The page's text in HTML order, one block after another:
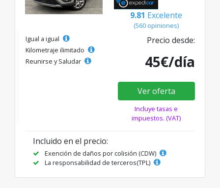
9.81 Excelente
(560 opiniones)
Igual a igual
Kilometraje ilimitado
Reunirse y Saludar
Precio desde:
45€/día
Ver oferta
Incluye tasas e
impuestos. (VAT)
Incluido en el precio:
Exención de daños por colisión (CDW)
La responsabilidad de terceros(TPL)